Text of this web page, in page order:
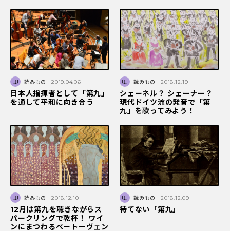
読みもの 2019.04.06
日本人指揮者として「第九」
を通して平和に向き合う
読みもの 2018.12.19
シェーネル？ シェーナー？
現代ドイツ流の発音で「第
九」を歌ってみよう！
読みもの 2018.12.10
12月は第九を聴きながらス
パークリングで乾杯！ ワイ
ンにまつわるベートーヴェン
読みもの 2018.12.09
待てない「第九」